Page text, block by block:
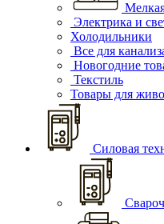
Электрика и
Холодильники
Все для
Новогодние
Текстиль
Товары для
Силовая